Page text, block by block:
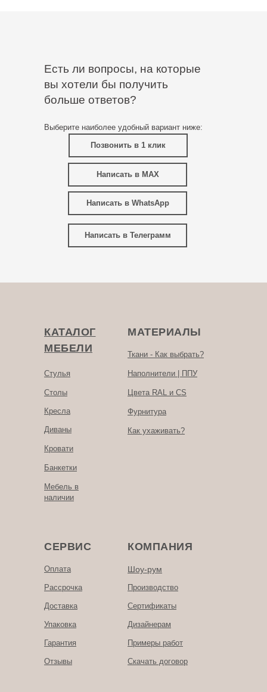
Есть ли вопросы, на которые
вы хотели бы получить
больше ответов?
Выберите наиболее удобный вариант ниже:
Написать в WhatsApp
Написать в MAX
Написать в Телеграмм
Позвонить в 1 клик
Примеры работ
Сертификаты
Дизайнерам
Производство
Скачать договор
КОМПАНИЯ
Оплата
Упаковка
СЕРВИС
Гарантия
Ткани - Как выбрать?
Отзывы
Наполнители | ППУ
Доставка
Цвета RAL и CS
Фурнитура
Как ухаживать?
МАТЕРИАЛЫ
Стулья
Кресла
Столы
Диваны
Кровати
Банкетки
Мебель в
наличии
КАТАЛОГ
МЕБЕЛИ
Шоу-рум
Рассрочка